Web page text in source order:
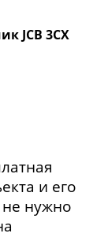
JCB 3CX
и его
не нужно